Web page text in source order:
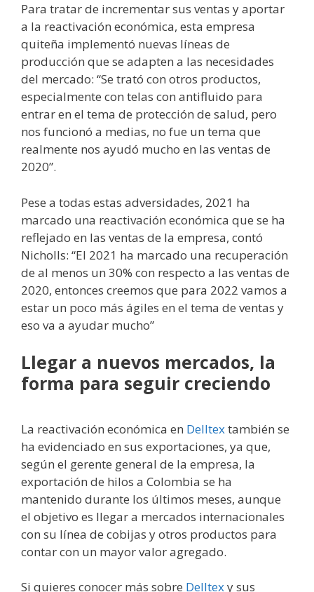
Para tratar de incrementar sus ventas y aportar
a la reactivación económica, esta empresa
quiteña implementó nuevas líneas de
producción que se adapten a las necesidades
del mercado: “Se trató con otros productos,
especialmente con telas con antifluido para
entrar en el tema de protección de salud, pero
nos funcionó a medias, no fue un tema que
realmente nos ayudó mucho en las ventas de
2020”.
Pese a todas estas adversidades, 2021 ha
marcado una reactivación económica que se ha
reflejado en las ventas de la empresa, contó
Nicholls: “El 2021 ha marcado una recuperación
de al menos un 30% con respecto a las ventas de
2020, entonces creemos que para 2022 vamos a
estar un poco más ágiles en el tema de ventas y
eso va a ayudar mucho”
Llegar a nuevos mercados, la
forma para seguir creciendo
La reactivación económica en Delltextambién se
ha evidenciado en sus exportaciones, ya que,
según el gerente general de la empresa, la
exportación de hilos a Colombia se ha
mantenido durante los últimos meses, aunque
el objetivo es llegar a mercados internacionales
con su línea de cobijas y otros productos para
contar con un mayor valor agregado.
Si quieres conocer más sobre Delltexy sus